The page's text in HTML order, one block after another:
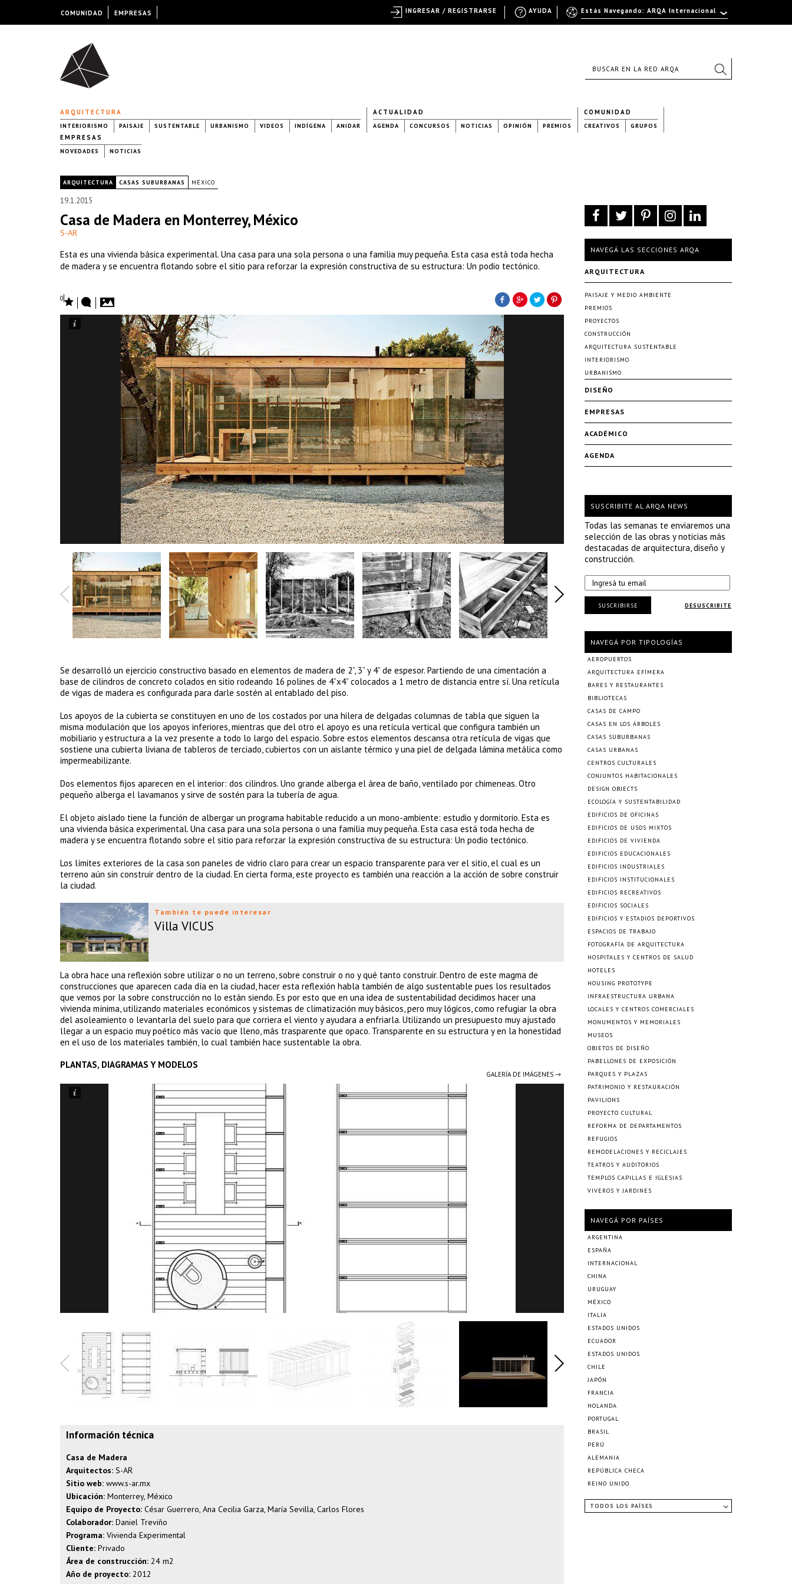
ARQUITECTURA
INTERIORISMO PAISAJE SUSTENTABLE URBANISMO VIDEOS INDÍGENA ANIDAR
ACTUALIDAD
AGENDA CONCURSOS NOTICIAS OPINIÓN PREMIOS
COMUNIDAD
CREATIVOS GRUPOS
EMPRESAS
NOVEDADES NOTICIAS
ARQUITECTURA CASAS SUBURBANAS MÉXICO
19.1.2015
Casa de Madera en Monterrey, México
S-AR
Esta es una vivienda básica experimental. Una casa para una sola persona o una familia muy pequeña. Esta casa está toda hecha
de madera y se encuentra flotando sobre el sitio para reforzar la expresión constructiva de su estructura: Un podio tectónico.
0
Se desarrolló un ejercicio constructivo basado en elementos de madera de 2”, 3” y 4” de espesor. Partiendo de una cimentación a
base de cilindros de concreto colados en sitio rodeando 16 polines de 4”x4” colocados a 1 metro de distancia entre sí. Una retícula
de vigas de madera es configurada para darle sostén al entablado del piso.
Los apoyos de la cubierta se constituyen en uno de los costados por una hilera de delgadas columnas de tabla que siguen la
misma modulación que los apoyos inferiores, mientras que del otro el apoyo es una retícula vertical que configura también un
mobiliario y estructura a la vez presente a todo lo largo del espacio. Sobre estos elementos descansa otra retícula de vigas que
sostiene una cubierta liviana de tableros de terciado, cubiertos con un aislante térmico y una piel de delgada lámina metálica como
impermeabilizante.
Dos elementos fijos aparecen en el interior: dos cilindros. Uno grande alberga el área de baño, ventilado por chimeneas. Otro
pequeño alberga el lavamanos y sirve de sostén para la tubería de agua.
El objeto aislado tiene la función de albergar un programa habitable reducido a un mono-ambiente: estudio y dormitorio. Esta es
una vivienda básica experimental. Una casa para una sola persona o una familia muy pequeña. Esta casa está toda hecha de
madera y se encuentra flotando sobre el sitio para reforzar la expresión constructiva de su estructura: Un podio tectónico.
Los límites exteriores de la casa son paneles de vidrio claro para crear un espacio transparente para ver el sitio, el cual es un
terreno aún sin construir dentro de la ciudad. En cierta forma, este proyecto es también una reacción a la acción de sobre construir
la ciudad.
También te puede interesar
Villa VICUS
La obra hace una reflexión sobre utilizar o no un terreno, sobre construir o no y qué tanto construir. Dentro de este magma de
construcciones que aparecen cada día en la ciudad, hacer esta reflexión habla también de algo sustentable pues los resultados
que vemos por la sobre construcción no lo están siendo. Es por esto que en una idea de sustentabilidad decidimos hacer una
vivienda mínima, utilizando materiales económicos y sistemas de climatización muy básicos, pero muy lógicos, como refugiar la obra
del asoleamiento o levantarla del suelo para que corriera el viento y ayudara a enfriarla. Utilizando un presupuesto muy ajustado
llegar a un espacio muy poético más vacío que lleno, más trasparente que opaco. Transparente en su estructura y en la honestidad
en el uso de los materiales también, lo cual también hace sustentable la obra.
PLANTAS, DIAGRAMAS Y MODELOS
GALERÍA DE IMÁGENES →
Información técnica
Casa de Madera
Arquitectos: S-AR
Sitio web: www.s-ar.mx
Ubicación: Monterrey, México
Equipo de Proyecto: César Guerrero, Ana Cecilia Garza, María Sevilla, Carlos Flores
Colaborador: Daniel Treviño
Programa: Vivienda Experimental
Cliente: Privado
Área de construcción: 24 m2
Año de proyecto: 2012
NAVEGÁ LAS SECCIONES ARQA
ARQUITECTURA
PAISAJE Y MEDIO AMBIENTE
PREMIOS
PROYECTOS
CONSTRUCCIÓN
ARQUITECTURA SUSTENTABLE
INTERIORISMO
URBANISMO
DISEÑO
EMPRESAS
ACADÉMICO
AGENDA
SUSCRIBITE AL ARQA NEWS
Todas las semanas te enviaremos una
selección de las obras y noticias más
destacadas de arquitectura, diseño y
construcción.
DESUSCRIBITE
SUSCRIBIRSE
NAVEGÁ POR TIPOLOGÍAS
AEROPUERTOS
ARQUITECTURA EFÍMERA
BARES Y RESTAURANTES
BIBLIOTECAS
CASAS DE CAMPO
CASAS EN LOS ÁRBOLES
CASAS SUBURBANAS
CASAS URBANAS
CENTROS CULTURALES
CONJUNTOS HABITACIONALES
DESIGN OBJECTS
ECOLOGÍA Y SUSTENTABILIDAD
EDIFICIOS DE OFICINAS
EDIFICIOS DE USOS MIXTOS
EDIFICIOS DE VIVIENDA
EDIFICIOS EDUCACIONALES
EDIFICIOS INDUSTRIALES
EDIFICIOS INSTITUCIONALES
EDIFICIOS RECREATIVOS
EDIFICIOS SOCIALES
EDIFICIOS Y ESTADIOS DEPORTIVOS
ESPACIOS DE TRABAJO
FOTOGRAFÍA DE ARQUITECTURA
HOSPITALES Y CENTROS DE SALUD
HOTELES
HOUSING PROTOTYPE
INFRAESTRUCTURA URBANA
LOCALES Y CENTROS COMERCIALES
MONUMENTOS Y MEMORIALES
MUSEOS
OBJETOS DE DISEÑO
PABELLONES DE EXPOSICIÓN
PARQUES Y PLAZAS
PATRIMONIO Y RESTAURACIÓN
PAVILIONS
PROYECTO CULTURAL
REFORMA DE DEPARTAMENTOS
REFUGIOS
REMODELACIONES Y RECICLAJES
TEATROS Y AUDITORIOS
TEMPLOS CAPILLAS E IGLESIAS
VIVEROS Y JARDINES
NAVEGÁ POR PAÍSES
ARGENTINA
ESPAÑA
INTERNACIONAL
CHINA
URUGUAY
MÉXICO
ITALIA
ESTADOS UNIDOS
ECUADOR
ESTADOS UNIDOS
CHILE
JAPÓN
FRANCIA
HOLANDA
PORTUGAL
BRASIL
PERÚ
ALEMANIA
REPÚBLICA CHECA
REINO UNIDO
TODOS LOS PAÍSES
COMUNIDAD EMPRESAS Estás Navegando: ARQA Internacional
AYUDA
INGRESAR / REGISTRARSE